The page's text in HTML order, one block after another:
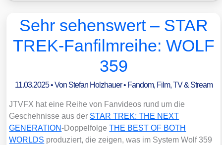
Sehr sehenswert – STAR
TREK-Fanfilmreihe: WOLF
359
11.03.2025• Von Stefan Holzhauer• Fandom, Film, TV & Stream
JTVFX hat eine Rei­he von Fan­vi­de­os rund um die
Gescheh­nis­se aus der STAR TREK: THE NEXT
GENERATION-Dop­pel­fol­geTHE BEST OF BOTH
WORLDS pro­du­ziert, die zei­gen, was im Sys­tem Wolf 359